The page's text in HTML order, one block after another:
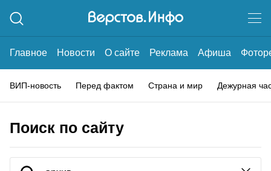
Главное Новости О сайте Реклама Афиша
ВИП-новость Перед фактом Страна и мир Дежурная
Поиск по сайту